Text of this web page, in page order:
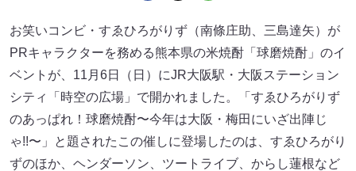
お笑いコンビ・すゑひろがりず（南條庄助、三島達矢）が
PRキャラクターを務める熊本県の米焼酎「球磨焼酎」のイ
ベントが、11月6日（日）にJR大阪駅・大阪ステーション
シティ「時空の広場」で開かれました。「すゑひろがりず
のあっぱれ！球磨焼酎〜今年は大阪・梅田にいざ出陣じ
ゃ!!〜」と題されたこの催しに登場したのは、すゑひろがり
ずのほか、ヘンダーソン、ツートライブ、からし蓮根など